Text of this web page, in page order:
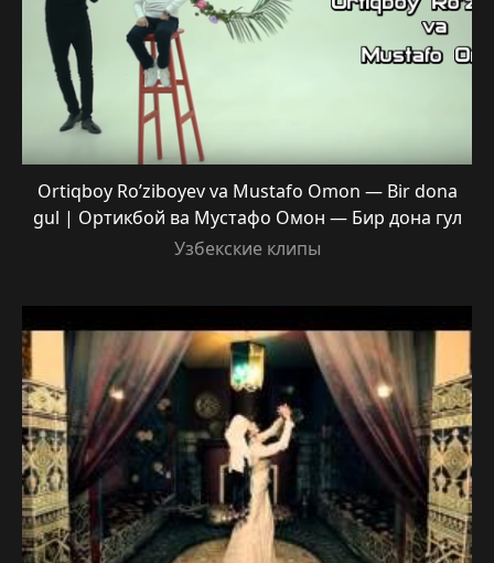
Ortiqboy Ro’ziboyev va Mustafo Omon — Bir dona
gul | Ортикбой ва Мустафо Омон — Бир дона гул
Узбекские клипы